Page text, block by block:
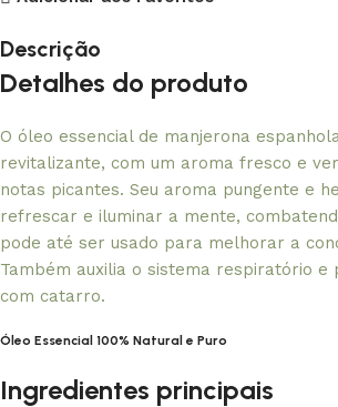
Descrição
Detalhes do produto
O óleo essencial de manjerona
revitalizante, com um aroma fresco e
notas picantes. Seu aroma pungente e
refrescar e iluminar a mente,
pode até ser usado para melhorar a
Também auxilia o sistema respiratório e
com catarro.
Óleo Essencial 100% Natural e Puro
Ingredientes principais